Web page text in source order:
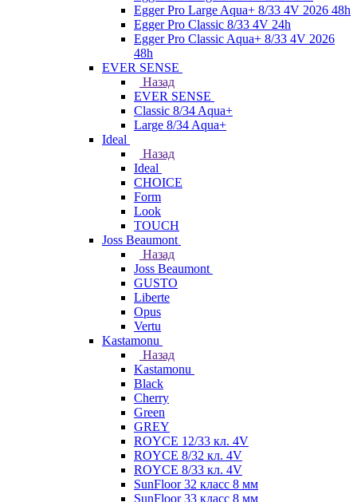
Egger Pro Large Aqua+ 8/33 4V 2026 48h
Egger Pro Classic 8/33 4V 24h
Egger Pro Classic Aqua+ 8/33 4V 2026
48h
EVER SENSE
Назад
EVER SENSE
Classic 8/34 Aqua+
Large 8/34 Aqua+
Ideal
Назад
Ideal
CHOICE
Form
Look
TOUCH
Joss Beaumont
Назад
Joss Beaumont
GUSTO
Liberte
Opus
Vertu
Kastamonu
Назад
Kastamonu
Black
Cherry
Green
GREY
ROYCE 12/33 кл. 4V
ROYCE 8/32 кл. 4V
ROYCE 8/33 кл. 4V
SunFloor 32 класс 8 мм
SunFloor 33 класс 8 мм